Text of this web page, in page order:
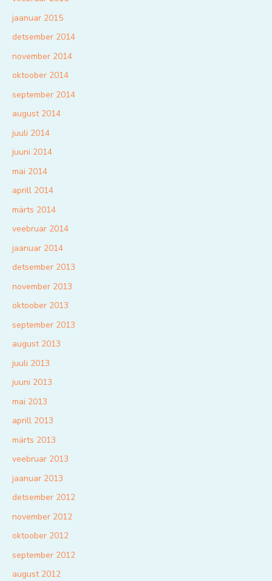
jaanuar 2015
detsember 2014
november 2014
oktoober 2014
september 2014
august 2014
juuli 2014
juuni 2014
mai 2014
aprill 2014
märts 2014
veebruar 2014
jaanuar 2014
detsember 2013
november 2013
oktoober 2013
september 2013
august 2013
juuli 2013
juuni 2013
mai 2013
aprill 2013
märts 2013
veebruar 2013
jaanuar 2013
detsember 2012
november 2012
oktoober 2012
september 2012
august 2012